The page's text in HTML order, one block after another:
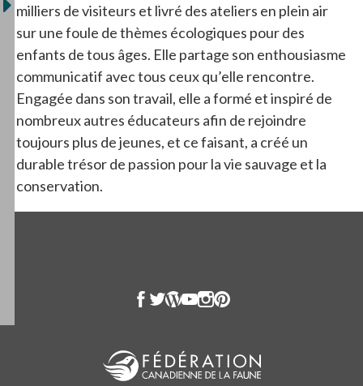
milliers de visiteurs et livré des ateliers en plein air
sur une foule de thèmes écologiques pour des
enfants de tous âges. Elle partage son enthousiasme
communicatif avec tous ceux qu’elle rencontre.
Engagée dans son travail, elle a formé et inspiré de
nombreux autres éducateurs afin de rejoindre
toujours plus de jeunes, et ce faisant, a créé un
durable trésor de passion pour la vie sauvage et la
conservation.